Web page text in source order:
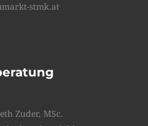
stmk.at
Zuder, MSc.